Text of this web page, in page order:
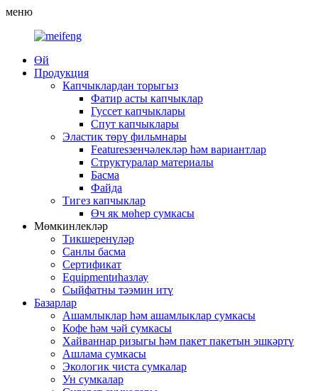
меню
Өй
Продукция
Капчыклардан торыгыз
Фатир асты капчыклар
Гуссет капчыклары
Спут капчыклары
Эластик төрү фильмнары
Featuresзенчәлекләр һәм вариантлар
Структуралар материалы
Басма
Файда
Тигез капчыклар
Өч як мөһер сумкасы
Мөмкинлекләр
Тикшеренүләр
Санлы басма
Сертификат
Equipmentиһазлау
Сыйфатны тәэмин итү
Базарлар
Ашамлыклар һәм ашамлыклар сумкасы
Кофе һәм чәй сумкасы
Хайваннар ризыгы һәм пакет пакетын эшкәртү
Ашлама сумкасы
Экологик чиста сумкалар
Ун сумкалар